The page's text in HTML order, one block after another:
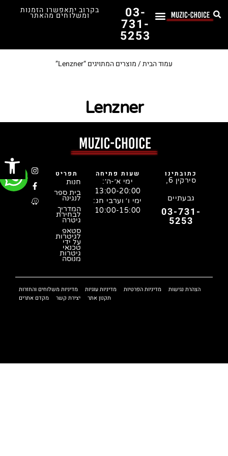
03-
731-
5253
בקרוב יתאפשרו הזמנות
ומשלוחים מהאתר
עמוד הבית/ מוצרים המתויגים “Lenzner”
Lenzner
כתובתינו
סירקין 6,
גבעתיים
03-731-
5253
שעות פתיחה
ימי א׳-ה׳:
13:00-20:00
ימי ו׳ וערבי חג:
10:00-15:00
תפריט
חנות
בית ספר
לנגינה
המדריך
לבחירת
גיטרה
סטאפ
לגיטרות
על ידי
טכנאי
גיטרות
מנוסה
הצהרת נגישות מדיניות הפרטיות מדיניות עוגיות
מדיניות משלוחים והחזרות
תקנון אתר
יצירת קשר מקדם אתרים
פתח